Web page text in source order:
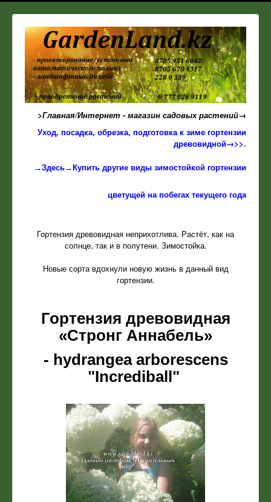
>Главная/Интернет - магазин садовых растений→
Уход, посадка, обрезка, подготовка к зиме гортензии
древовидной→>>.
→Здесь→Купить другие виды зимостойкой гортензии
цветущей на побегах текущего года
Гортензия древовидная неприхотлива. Растёт, как на
солнце, так и в полутени. Зимостойка.
Новые сорта вдохнули новую жизнь в данный вид
гортензии.
Гортензия древовидная
«Стронг Аннабель»
- hydrangea arborescens
"Incrediball"